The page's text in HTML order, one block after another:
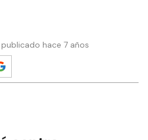
hace 7 años